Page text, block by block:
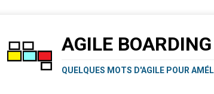
AGILE BOARDING
QUELQUES MOTS D'AGILE POUR